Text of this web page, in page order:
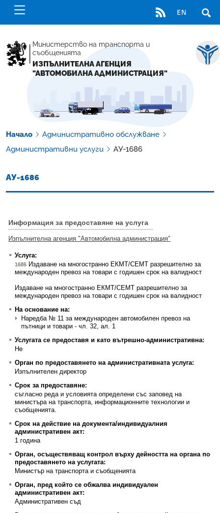
RSS EN
Министерство на транспорта и
съобщенията
ИЗПЪЛНИТЕЛНА АГЕНЦИЯ
"АВТОМОБИЛНА АДМИНИСТРАЦИЯ"
Начало
Административно обслужване
Административни услуги
АУ-1686
АУ-1686